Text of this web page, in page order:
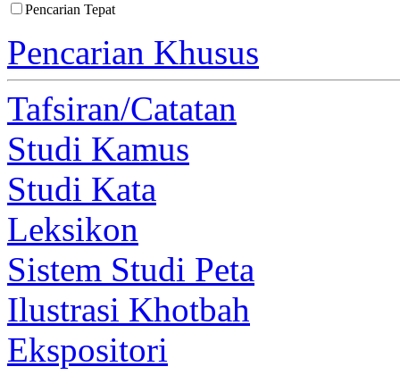
Pencarian Tepat
Pencarian Khusus
Tafsiran/Catatan
Studi Kamus
Studi Kata
Leksikon
Sistem Studi Peta
Ilustrasi Khotbah
Ekspositori